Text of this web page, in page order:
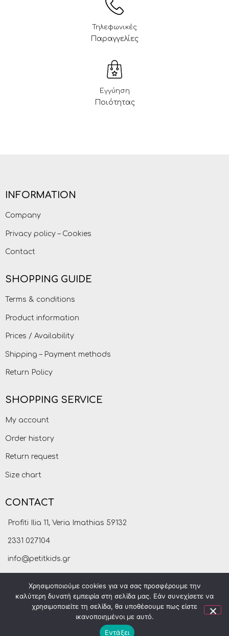
Τηλεφωνικές
Παραγγελίες
Εγγύηση
Ποιότητας
INFORMATION
Company
Privacy policy – Cookies
Contact
SHOPPING GUIDE
Terms & conditions
Product information
Prices / Availability
Shipping – Payment methods
Return Policy
SHOPPING SERVICE
My account
Order history
Return request
Size chart
CONTACT
Profiti Ilia 11, Veria Imathias 59132
2331 027104
info@petitkids.gr
Χρησιμοποιούμε cookies για να σας προσφέρουμε την
καλύτερη δυνατή εμπειρία στη σελίδα μας. Εάν συνεχίσετε να
χρησιμοποιείτε τη σελίδα, θα υποθέσουμε πως είστε
ικανοποιημένοι με αυτό.
Εντάξει